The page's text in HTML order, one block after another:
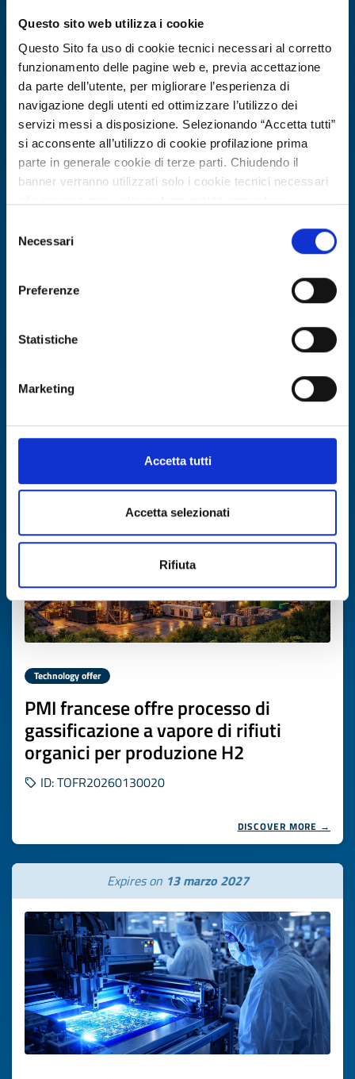
Questo sito web utilizza i cookie
Questo Sito fa uso di cookie tecnici necessari al corretto
funzionamento delle pagine web e, previa accettazione
da parte dell’utente, per migliorare l’esperienza di
navigazione degli utenti ed ottimizzare l’utilizzo dei
servizi messi a disposizione. Selezionando “Accetta tutti”
si acconsente all’utilizzo di cookie profilazione prima
parte in generale cookie di terze parti. Chiudendo il
banner verranno utilizzati solo i cookie tecnici necessari
Per conoscere i dettagli, consulta la nostra cookie policy.
https://www.openinnovation.regione.lombardia.it/it/co
https://www.openinnovation.regione.lombardia.it/it/pr
delNecessari
Preferenze
Statistiche
Marketing
Accetta tutti
Accetta selezionati
Rifiuta
Technology offer
sviluppatrice di soluzioni per mobilità
per deployment e cooperazione R&D
Expires on12 marzo 2027
Technology offer
PMI francese offre processo di
gassificazione a vapore di rifiuti
organici per produzione H2
ID: TOFR20260130020
DISCOVER MORE →
Expires on 13 marzo 2027